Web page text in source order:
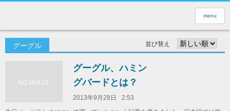
menu
グーグル 並び替え
グーグル、ハミン
グバードとは？
2013年9月28日
2:53